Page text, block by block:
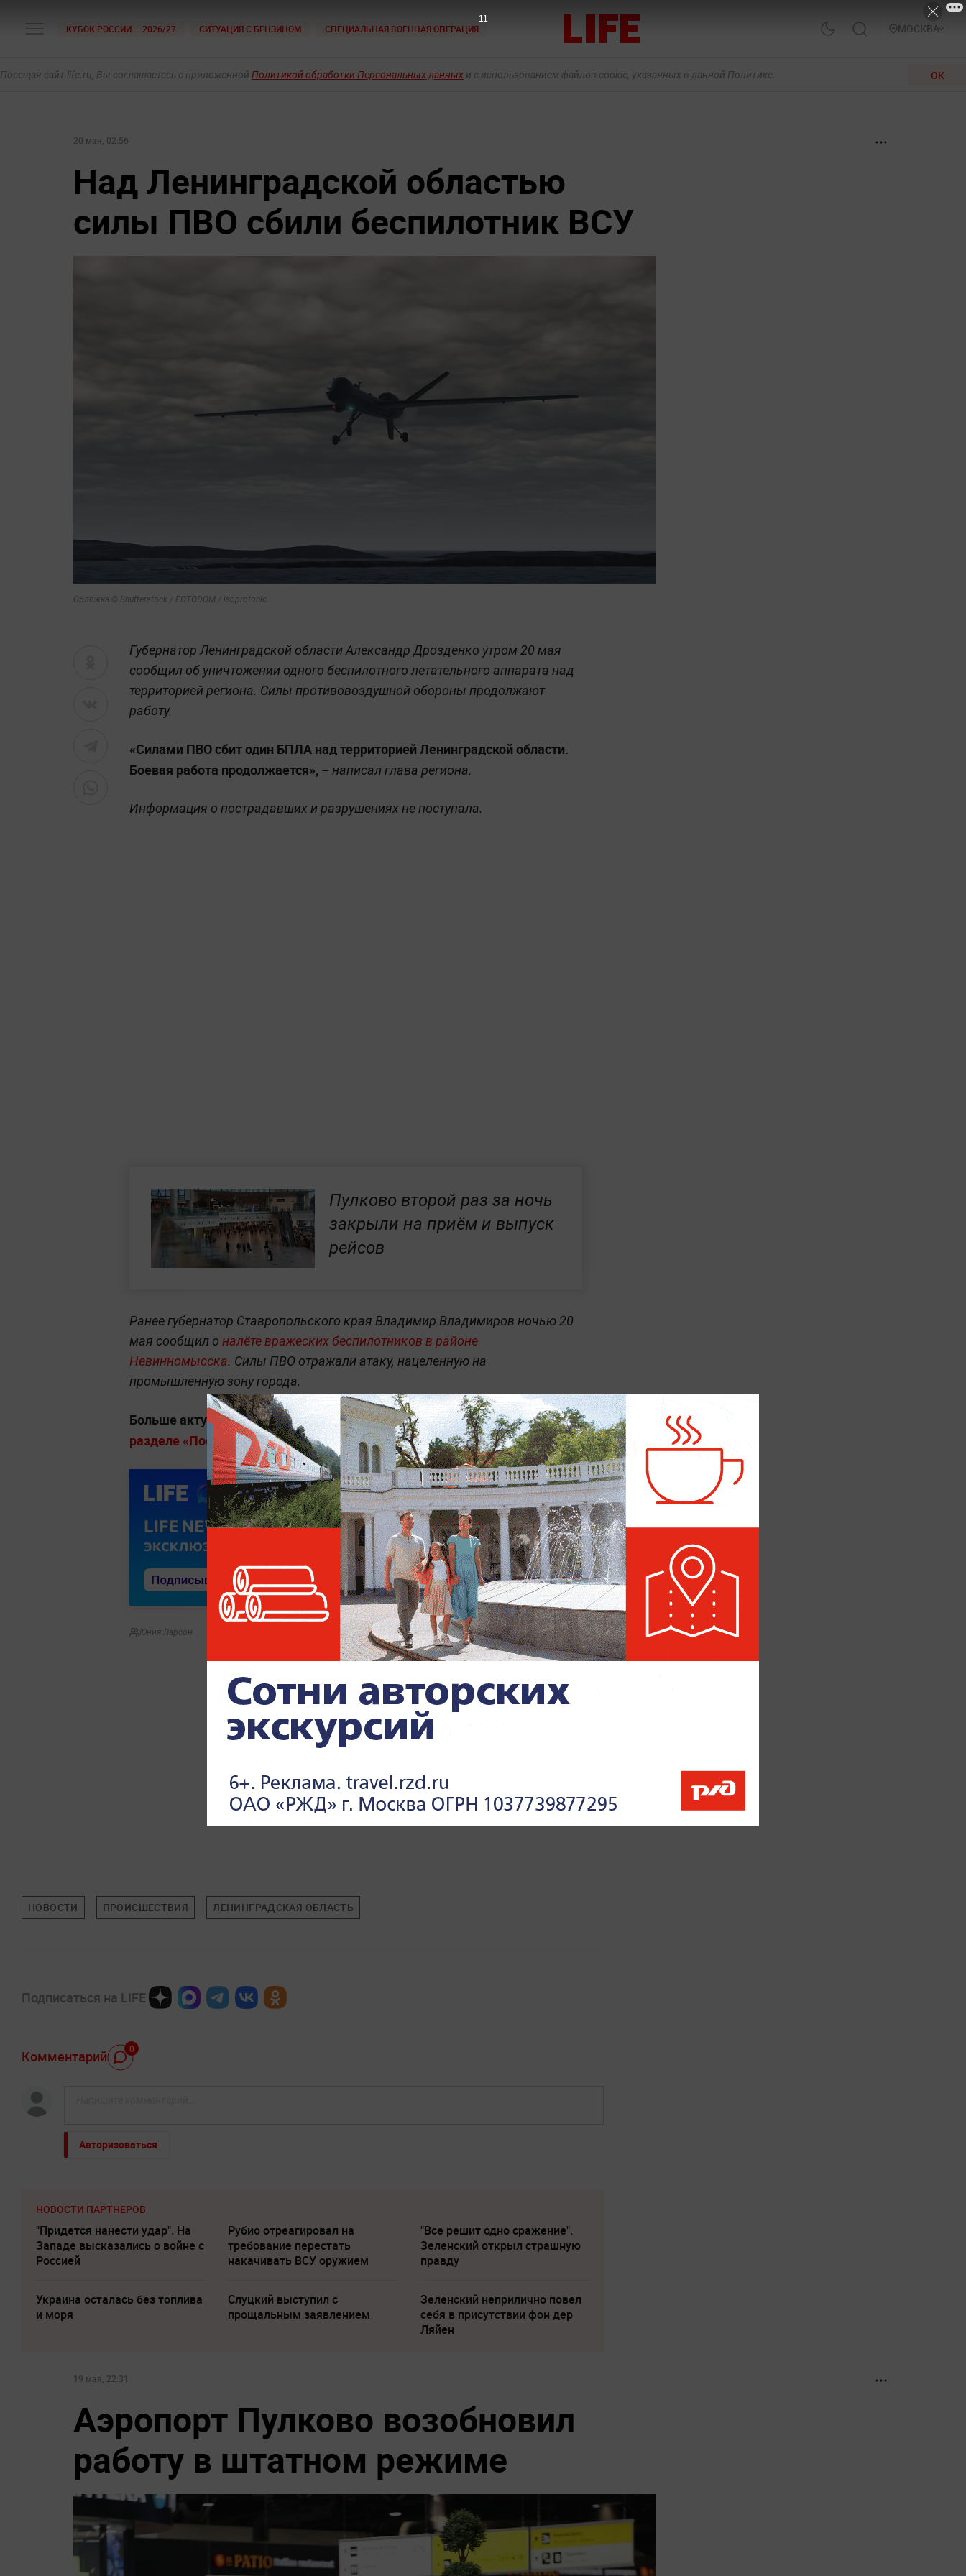
КУБОК РОССИИ — 2026/27 СИТУАЦИЯ С БЕНЗИНОМ СПЕЦИАЛЬНАЯ ВОЕННАЯ ОПЕРАЦИЯ МОСКВА
Посещая сайт life.ru, Вы соглашаетесь с приложенной Политикой обработки Персональных данных и с использованием файлов cookie, указанных в данной Политике. ОК
20 мая, 02:56
Над Ленинградской областью
силы ПВО сбили беспилотник ВСУ
Обложка © Shutterstock / FOTODOM / isoprotonic
Губернатор Ленинградской области Александр Дрозденко утром 20 мая
сообщил об уничтожении одного беспилотного летательного аппарата над
территорией региона. Силы противовоздушной обороны продолжают
работу.
«Силами ПВО сбит один БПЛА над территорией Ленинградской области.
Боевая работа продолжается», – написал глава региона.
Информация о пострадавших и разрушениях не поступала.
Пулково второй раз за ночь
закрыли на приём и выпуск
рейсов
Ранее губернатор Ставропольского края Владимир Владимиров ночью 20
мая сообщил о налёте вражеских беспилотников в районе
Невинномысска. Силы ПВО отражали атаку, нацеленную на
промышленную зону города.
Больше актуальных событий в режиме реального времени — читайтев
разделе «Последние новости» на Life.ru.
Юния Ларсон
НОВОСТИ ПРОИСШЕСТВИЯ ЛЕНИНГРАДСКАЯ ОБЛАСТЬ
Подписаться на LIFE
Комментарий 0
Авторизоваться
НОВОСТИ ПАРТНЕРОВ
"Придется нанести удар". На
Западе высказались о войне с
Россией
Рубио отреагировал на
требование перестать
накачивать ВСУ оружием
"Все решит одно сражение".
Зеленский открыл страшную
правду
Украина осталась без топлива
и моря
Слуцкий выступил с
прощальным заявлением
Зеленский неприлично повел
cебя в присутствии фон дер
Ляйен
19 мая, 22:31
Аэропорт Пулково возобновил
работу в штатном режиме
10